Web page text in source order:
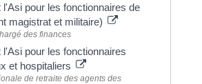
l'Asi pour les fonctionnaires de
magistrat et militaire)
des finances
l'Asi pour les fonctionnaires
et hospitaliers
de retraite des agents des